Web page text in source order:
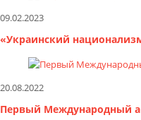
09.02.2023
«Украинский
20.08.2022
Первый Международный